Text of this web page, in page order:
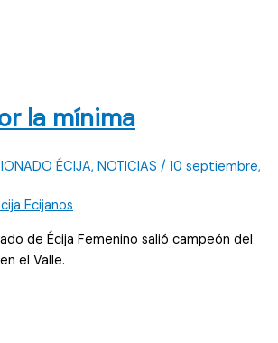
la mínima
ÉCIJA, NOTICIAS / 10 septiembre,
de Écija Femenino salió campeón del
el Valle.